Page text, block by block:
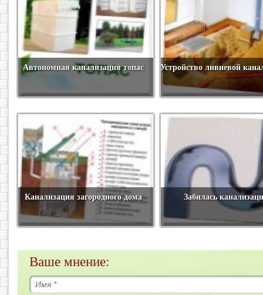
Автономная канализация топас Устройство ливневой
Канализация загородного дома Забилась
Ваше мнение: